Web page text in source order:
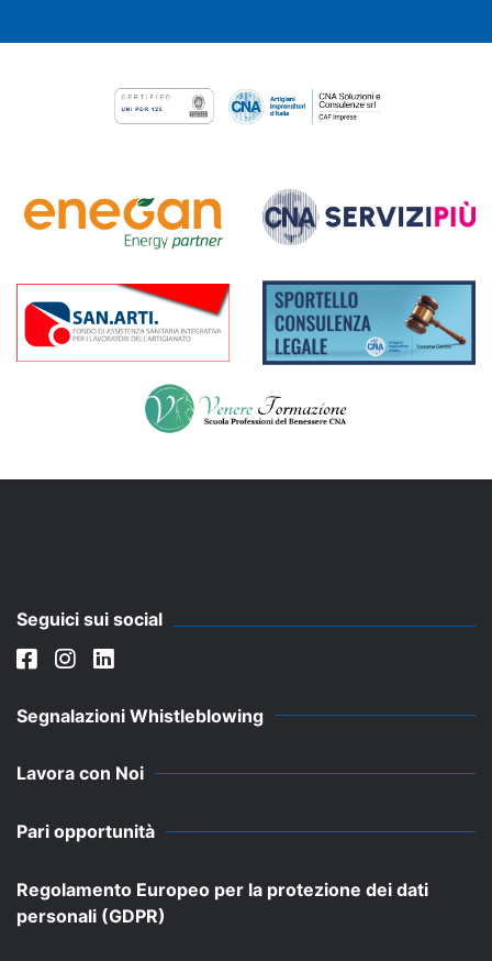
Seguici sui social
Segnalazioni Whistleblowing
Lavora con Noi
Pari opportunità
Regolamento Europeo per la protezione dei dati
personali (GDPR)